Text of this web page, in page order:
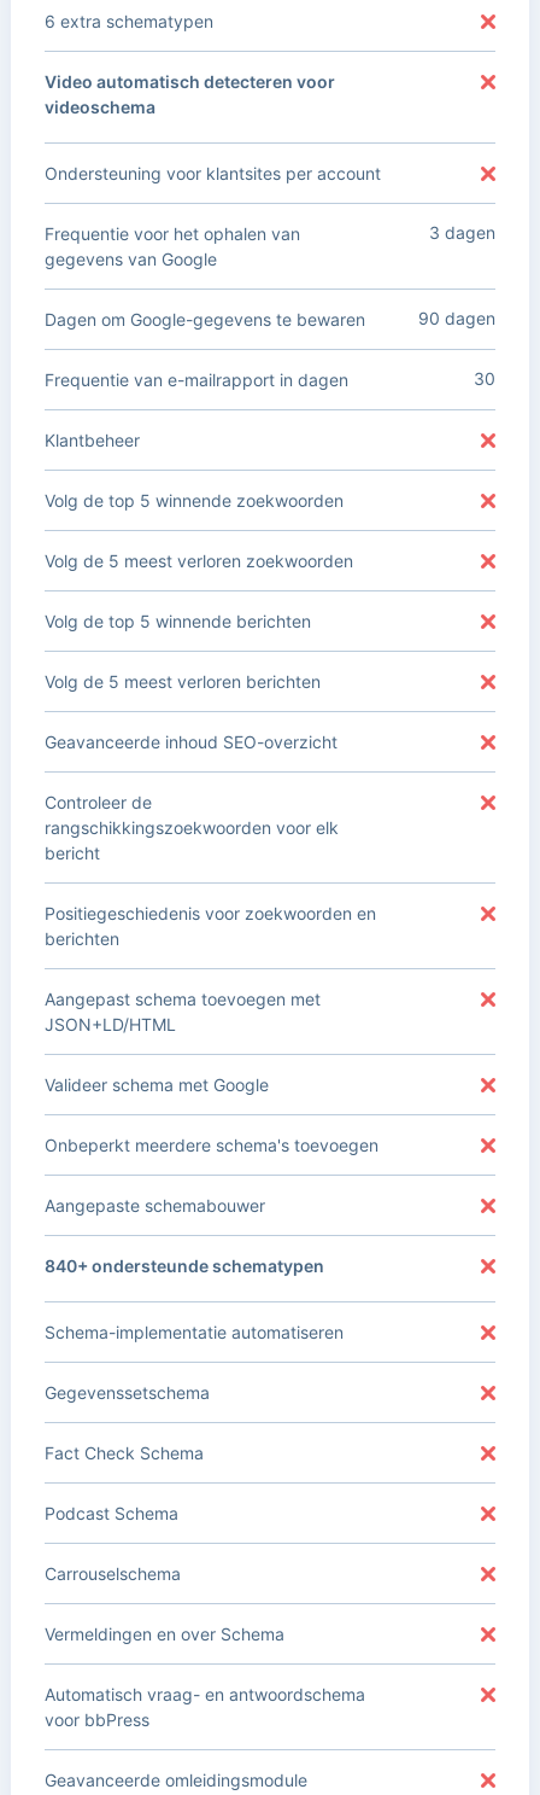
6 extra schematypen
Video automatisch detecteren voor
videoschema
Ondersteuning voor klantsites per account
Frequentie voor het ophalen van
gegevens van Google
3 dagen
Dagen om Google-gegevens te bewaren 90 dagen
Frequentie van e-mailrapport in dagen 30
Klantbeheer
Volg de top 5 winnende zoekwoorden
Volg de 5 meest verloren zoekwoorden
Volg de top 5 winnende berichten
Volg de 5 meest verloren berichten
Geavanceerde inhoud SEO-overzicht
Controleer de
rangschikkingszoekwoorden voor elk
bericht
Positiegeschiedenis voor zoekwoorden en
berichten
Aangepast schema toevoegen met
JSON+LD/HTML
Valideer schema met Google
Onbeperkt meerdere schema's toevoegen
Aangepaste schemabouwer
840+ ondersteunde schematypen
Schema-implementatie automatiseren
Gegevenssetschema
Fact Check Schema
Podcast Schema
Carrouselschema
Vermeldingen en over Schema
Automatisch vraag- en antwoordschema
voor bbPress
Geavanceerde omleidingsmodule